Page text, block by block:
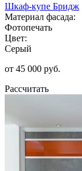
Шкаф-купе Бридж
Материал фасада:
Фотопечать
Цвет:
Серый
от 45 000 руб.
Рассчитать